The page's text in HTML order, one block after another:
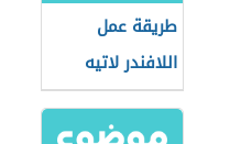
طريقة عمل
اللافندر لاتيه